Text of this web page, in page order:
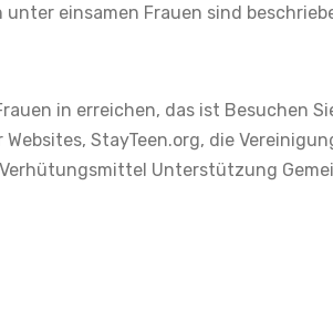
einsamen Frauen sind
in erreichen, das ist Besuchen
StayTeen.org, die
Unterstützung